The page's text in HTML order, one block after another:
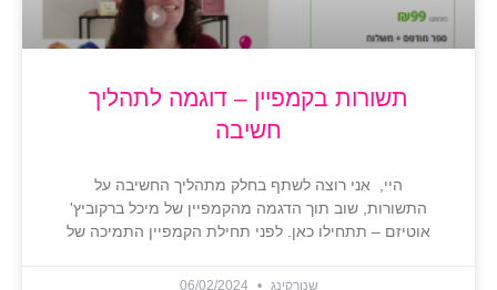
תשורות בקמפיין – דוגמה לתהליך
חשיבה
היי, אני רוצה לשתף בחלק מתהליך החשיבה על
התשורות, שוב תוך הדגמה מהקמפיין של מיכל ברקוביץ'
אוטיזם – תתחילו כאן. לפני תחילת הקמפיין התמיכה של
שנורקינג